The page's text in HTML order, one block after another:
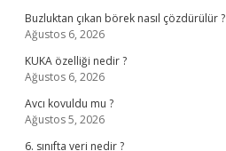
Buzluktan çıkan börek nasıl çözdürülür ?
Ağustos 6, 2026
KUKA özelliği nedir ?
Ağustos 6, 2026
Avcı kovuldu mu ?
Ağustos 5, 2026
6. sınıfta veri nedir ?